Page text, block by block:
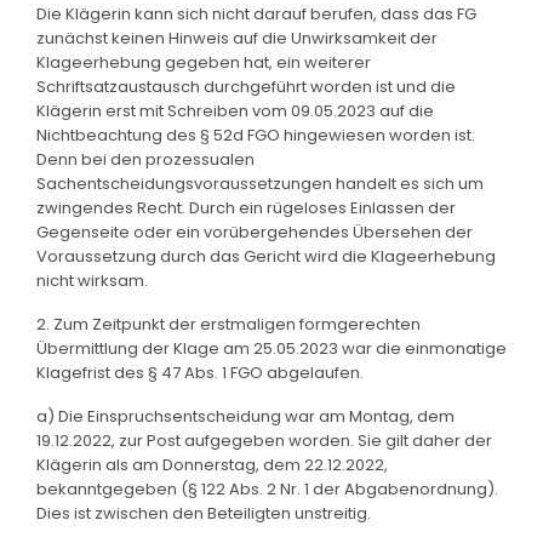
Die Klägerin kann sich nicht darauf berufen, dass das FG
zunächst keinen Hinweis auf die Unwirksamkeit der
Klageerhebung gegeben hat, ein weiterer
Schriftsatzaustausch durchgeführt worden ist und die
Klägerin erst mit Schreiben vom 09.05.2023 auf die
Nichtbeachtung des § 52d FGO hingewiesen worden ist.
Denn bei den prozessualen
Sachentscheidungsvoraussetzungen handelt es sich um
zwingendes Recht. Durch ein rügeloses Einlassen der
Gegenseite oder ein vorübergehendes Übersehen der
Voraussetzung durch das Gericht wird die Klageerhebung
nicht wirksam.
2. Zum Zeitpunkt der erstmaligen formgerechten
Übermittlung der Klage am 25.05.2023 war die einmonatige
Klagefrist des § 47 Abs. 1 FGO abgelaufen.
a) Die Einspruchsentscheidung war am Montag, dem
19.12.2022, zur Post aufgegeben worden. Sie gilt daher der
Klägerin als am Donnerstag, dem 22.12.2022,
bekanntgegeben (§ 122 Abs. 2 Nr. 1 der Abgabenordnung).
Dies ist zwischen den Beteiligten unstreitig.